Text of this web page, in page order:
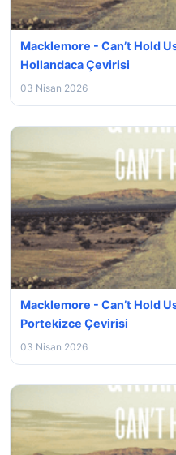
Macklemore - Can’t Hold
Hollandaca Çevirisi
03 Nisan 2026
Macklemore - Can’t Hold
Portekizce Çevirisi
03 Nisan 2026